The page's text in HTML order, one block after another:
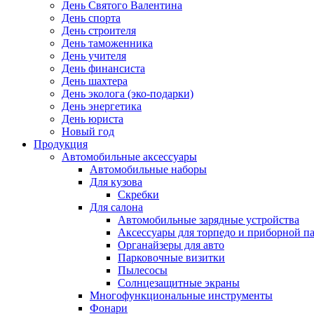
День Святого Валентина
День спорта
День строителя
День таможенника
День учителя
День финансиста
День шахтера
День эколога (эко-подарки)
День энергетика
День юриста
Новый год
Продукция
Автомобильные аксессуары
Автомобильные наборы
Для кузова
Скребки
Для салона
Автомобильные зарядные устройства
Аксессуары для торпедо и приборной
Органайзеры для авто
Парковочные визитки
Пылесосы
Солнцезащитные экраны
Многофункциональные инструменты
Фонари